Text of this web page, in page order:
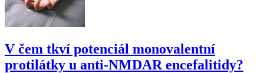
V čem tkví potenciál monovalentní
protilátky u anti-NMDAR encefalitidy?